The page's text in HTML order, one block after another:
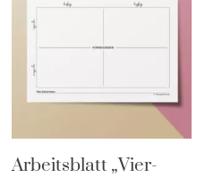
Arbeitsblatt „Vier-